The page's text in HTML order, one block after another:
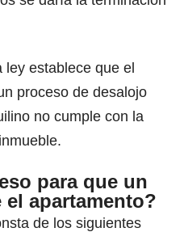
ley establece que el
proceso de desalojo
no cumple con la
para que un
apartamento?
de los siguientes